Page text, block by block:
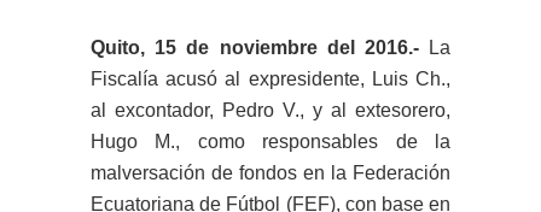
Quito, 15 de noviembre del 2016.-
La
Fiscalía acusó al expresidente, Luis Ch.,
al excontador, Pedro V., y al extesorero,
Hugo M., como responsables de la
malversación de fondos en la Federación
Ecuatoriana de Fútbol (FEF), con base en